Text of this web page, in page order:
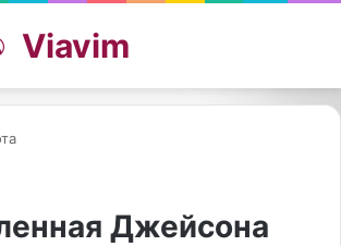
skin
Войти
Viavim
Джейсона